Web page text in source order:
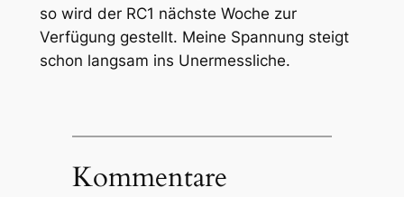
so wird der RC1 nächste Woche zur
Verfügung gestellt. Meine Spannung steigt
schon langsam ins Unermessliche.
Kommentare